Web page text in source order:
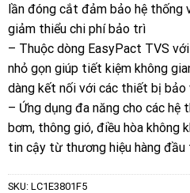
lần đóng cắt đảm bảo hệ thống
giảm thiểu chi phí bảo trì
– Thuộc dòng EasyPact TVS
nhỏ gọn giúp tiết kiệm không
dàng kết nối với các thiết bị bảo
– Ứng dụng đa năng cho các hệ
bơm, thông gió, điều hòa không
tin cậy từ thương hiệu hàng đầu
SKU: LC1E3801F5